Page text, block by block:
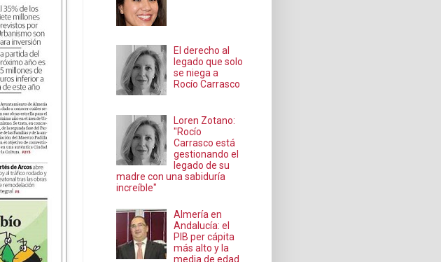
El derecho al
legado que solo
se niega a
Rocío Carrasco
Loren Zotano:
"Rocío
Carrasco está
gestionando el
legado de su
madre con una sabiduría
increíble"
Almería en
Andalucía: el
PIB per cápita
más alto y la
media de edad